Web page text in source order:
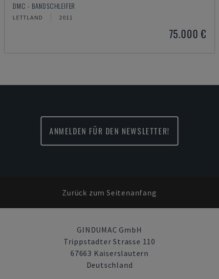
DMC - BANDSCHLEIFER
LETTLAND 2011
75.000 €
ANMELDEN FÜR DEN NEWSLETTER!
Zurück zum Seitenanfang
GINDUMAC GmbH
Trippstadter Strasse 110
67663 Kaiserslautern
Deutschland